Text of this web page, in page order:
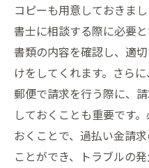
コピーも用意しておきま
書士に相談する際に必要
書類の内容を確認し、適
けをしてくれます。さら
郵便で請求を行う際に、
しておくことも重要です
おくことで、過払い金請
ことができ、トラブルの